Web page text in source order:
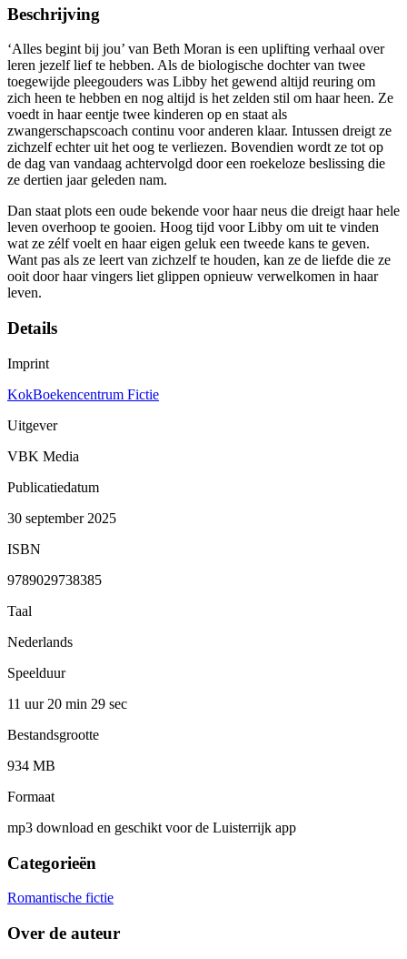
Beschrijving
‘Alles begint bij jou’ van Beth Moran is een uplifting verhaal over
leren jezelf lief te hebben. Als de biologische dochter van twee
toegewijde pleegouders was Libby het gewend altijd reuring om
zich heen te hebben en nog altijd is het zelden stil om haar heen. Ze
voedt in haar eentje twee kinderen op en staat als
zwangerschapscoach continu voor anderen klaar. Intussen dreigt ze
zichzelf echter uit het oog te verliezen. Bovendien wordt ze tot op
de dag van vandaag achtervolgd door een roekeloze beslissing die
ze dertien jaar geleden nam.
Dan staat plots een oude bekende voor haar neus die dreigt haar hele
leven overhoop te gooien. Hoog tijd voor Libby om uit te vinden
wat ze zélf voelt en haar eigen geluk een tweede kans te geven.
Want pas als ze leert van zichzelf te houden, kan ze de liefde die ze
ooit door haar vingers liet glippen opnieuw verwelkomen in haar
leven.
Details
Imprint
KokBoekencentrum Fictie
Uitgever
VBK Media
Publicatiedatum
30 september 2025
ISBN
9789029738385
Taal
Nederlands
Speelduur
11 uur 20 min 29 sec
Bestandsgrootte
934 MB
Formaat
mp3 download en geschikt voor de Luisterrijk app
Categorieën
Romantische fictie
Over de auteur